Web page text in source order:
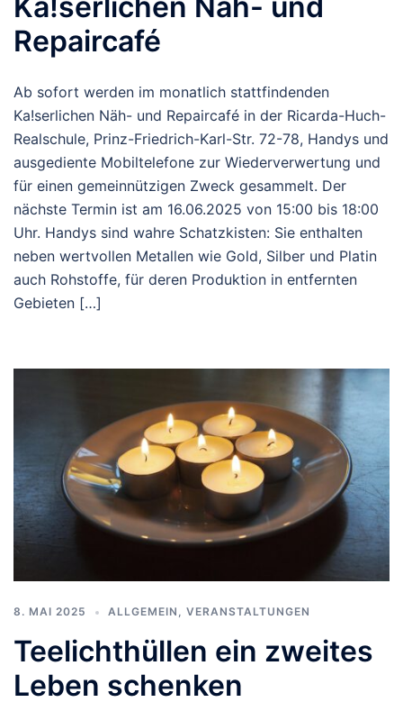
Repaircafé
Ab sofort werden im monatlich stattfindenden
Ka!serlichen Näh- und Repaircafé in der Ricarda-Huch-
Realschule, Prinz-Friedrich-Karl-Str. 72-78, Handys und
ausgediente Mobiltelefone zur Wiederverwertung und
für einen gemeinnützigen Zweck gesammelt. Der
nächste Termin ist am 16.06.2025 von 15:00 bis 18:00
Uhr. Handys sind wahre Schatzkisten: Sie enthalten
neben wertvollen Metallen wie Gold, Silber und Platin
auch Rohstoffe, für deren Produktion in entfernten
Gebieten […]
8. MAI 2025 ALLGEMEIN , VERANSTALTUNGEN
Teelichthüllen ein zweites
Leben schenken